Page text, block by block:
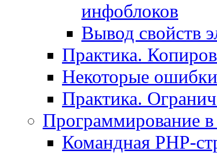
инфоблоков
Вывод свойств
Практика.
Некоторые
Практика.
Программирование
Командная PHP-